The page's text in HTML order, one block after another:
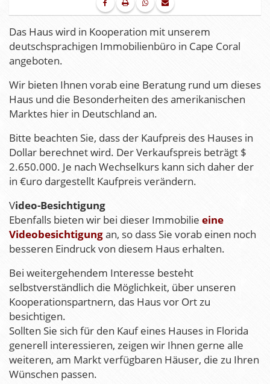
Das Haus wird in Kooperation mit unserem
deutschsprachigen Immobilienbüro in Cape Coral
angeboten.
Wir bieten Ihnen vorab eine Beratung rund um dieses
Haus und die Besonderheiten des amerikanischen
Marktes hier in Deutschland an.
Bitte beachten Sie, dass der Kaufpreis des Hauses in
Dollar berechnet wird. Der Verkaufspreis beträgt $
2.650.000. Je nach Wechselkurs kann sich daher der
in €uro dargestellt Kaufpreis verändern.
Video-Besichtigung
Ebenfalls bieten wir bei dieser Immobilie eine
Videobesichtigungan, so dass Sie vorab einen noch
besseren Eindruck von diesem Haus erhalten.
Bei weitergehendem Interesse besteht
selbstverständlich die Möglichkeit, über unseren
Kooperationspartnern, das Haus vor Ort zu
besichtigen.
Sollten Sie sich für den Kauf eines Hauses in Florida
generell interessieren, zeigen wir Ihnen gerne alle
weiteren, am Markt verfügbaren Häuser, die zu Ihren
Wünschen passen.